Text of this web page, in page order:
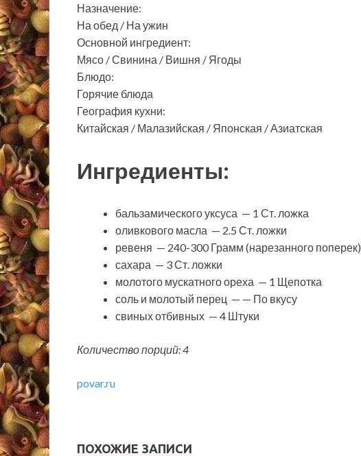
Назначение:
На обед / На ужин
Основной ингредиент:
Мясо / Свинина / Вишня / Ягоды
Блюдо:
Горячие блюда
География кухни:
Китайская / Малазийская / Японская / Азиатская
Ингредиенты:
бальзамического уксуса — 1 Ст. ложка
оливкового масла — 2.5 Ст. ложки
ревеня — 240-300 Грамм (нарезанного поперек)
сахара — 3 Ст. ложки
молотого мускатного ореха — 1 Щепотка
соль и молотый перец — — По вкусу
свиных отбивных — 4 Штуки
Количество порций: 4
povar.ru
ПОХОЖИЕ ЗАПИСИ